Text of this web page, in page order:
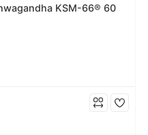
KSM-66® 60